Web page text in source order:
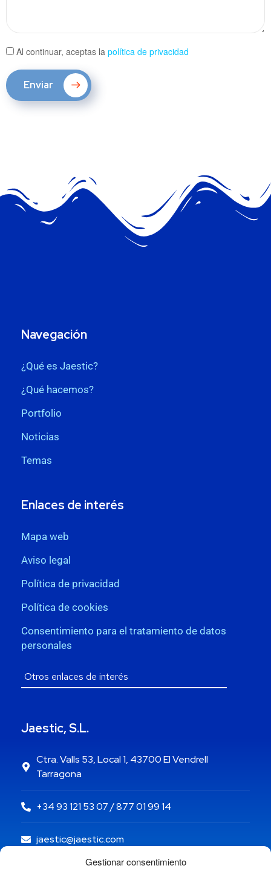
Gestionar consentimiento
Al continuar, aceptas la política de privacidad
Enviar
Navegación
¿Qué es Jaestic?
¿Qué hacemos?
Portfolio
Noticias
Temas
Enlaces de interés
Mapa web
Aviso legal
Política de privacidad
Política de cookies
Consentimiento para el tratamiento de datos
personales
Jaestic, S.L.
Ctra. Valls 53, Local 1, 43700 El Vendrell
Tarragona
+34 93 121 53 07 / 877 01 99 14
jaestic@jaestic.com